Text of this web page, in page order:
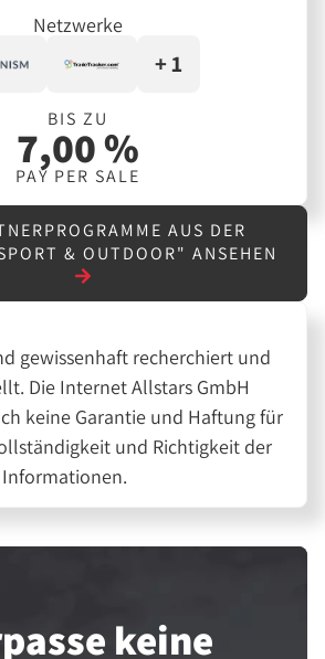
Netzwerke
+ 1
BIS ZU
7,00 %
PAY PER SALE
AUS DER
& OUTDOOR" ANSEHEN
gewissenhaft recherchiert und
Die Internet Allstars GmbH
keine Garantie und Haftung für
und Richtigkeit der
keine